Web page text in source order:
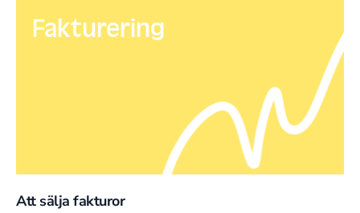
Fakturering
Att sälja fakturor